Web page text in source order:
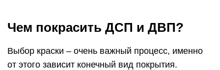
Чем покрасить ДСП и ДВП?
Выбор краски – очень важный процесс, именно
от этого зависит конечный вид покрытия.